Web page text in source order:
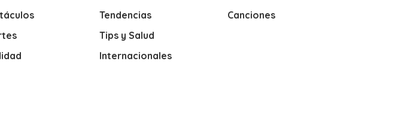
Tendencias
Tips y Salud
Internacionales
Canciones